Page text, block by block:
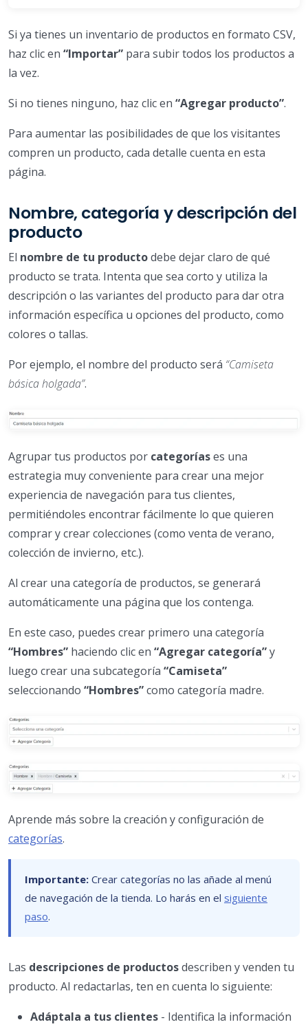
Si ya tienes un inventario de productos en formato CSV,
haz clic en “Importar” para subir todos los productos a
la vez.
Si no tienes ninguno, haz clic en “Agregar producto”.
Para aumentar las posibilidades de que los visitantes
compren un producto, cada detalle cuenta en esta
página.
Nombre, categoría y descripción del
producto
El nombre de tu productodebe dejar claro de qué
producto se trata. Intenta que sea corto y utiliza la
descripción o las variantes del producto para dar otra
información específica u opciones del producto, como
colores o tallas.
Por ejemplo, el nombre del producto será “Camiseta
básica holgada”.
Agrupar tus productos por categoríases una
estrategia muy conveniente para crear una mejor
experiencia de navegación para tus clientes,
permitiéndoles encontrar fácilmente lo que quieren
comprar y crear colecciones (como venta de verano,
colección de invierno, etc.).
Al crear una categoría de productos, se generará
automáticamente una página que los contenga.
En este caso, puedes crear primero una categoría
“Hombres” haciendo clic en “Agregar categoría”y
luego crear una subcategoría “Camiseta”
seleccionando “Hombres”como categoría madre.
Aprende más sobre la creación y configuración de
categorías.
Importante: Crear categorías no las añade al menú
de navegación de la tienda. Lo harás en el siguiente
paso.
Las descripciones de productosdescriben y venden tu
producto. Al redactarlas, ten en cuenta lo siguiente:
Adáptala a tus clientes - Identifica la información